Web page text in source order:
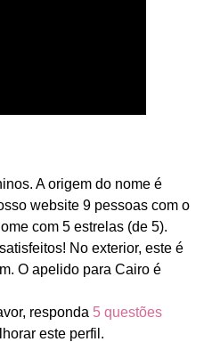
A origem do nome é
website 9 pessoas com o
com 5 estrelas (de 5).
No exterior, este é
O apelido para Cairo é
responda 5 questões
este perfil.